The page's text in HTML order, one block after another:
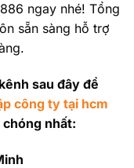
ngay nhé! Tổng
sẵn sàng hỗ trợ
sau đây để
công ty tại hcm
nhất: